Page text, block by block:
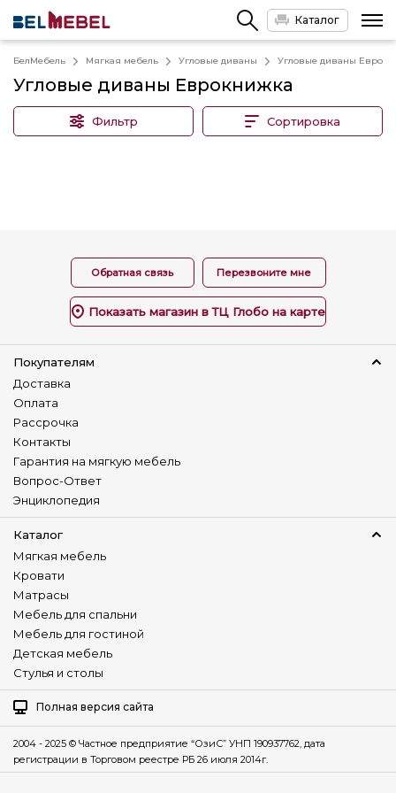
Каталог
БелМебель Мягкая мебель Угловые диваны Угловые диваны
Угловые диваны Еврокнижка
Фильтр Сортировка
Обратная связь Перезвоните мне
Показать магазин в ТЦ Глобо на карте
Покупателям
Доставка
Оплата
Рассрочка
Контакты
Гарантия на мягкую мебель
Вопрос-Ответ
Энциклопедия
Каталог
Мягкая мебель
Кровати
Матрасы
Мебель для спальни
Мебель для гостиной
Детская мебель
Стулья и столы
Полная версия сайта
2004 - 2025 © Частное предприятие “ОзиС” УНП 190937762, дата
регистрации в Торговом реестре РБ 26 июля 2014г.